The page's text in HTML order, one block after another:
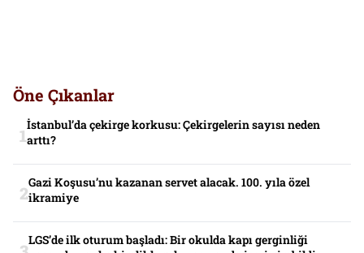
Öne Çıkanlar
İstanbul’da çekirge korkusu: Çekirgelerin sayısı neden
arttı?
Gazi Koşusu’nu kazanan servet alacak. 100. yıla özel
ikramiye
LGS’de ilk oturum başladı: Bir okulda kapı gerginliği